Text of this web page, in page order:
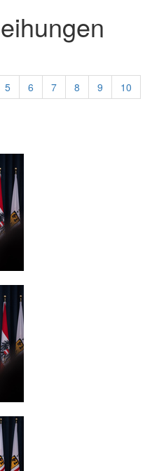
und
schließen
5 6 7 8 9
10